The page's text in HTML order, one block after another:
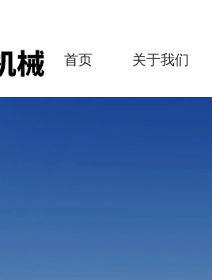
首页 关于我们